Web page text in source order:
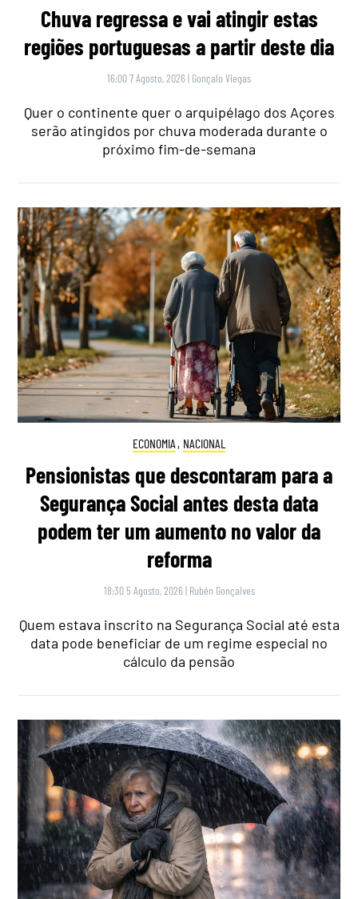
Chuva regressa e vai atingir estas
regiões portuguesas a partir deste dia
16:00 7 Agosto, 2026 | Gonçalo Viegas
Quer o continente quer o arquipélago dos Açores
serão atingidos por chuva moderada durante o
próximo fim-de-semana
ECONOMIA , NACIONAL
Pensionistas que descontaram para a
Segurança Social antes desta data
podem ter um aumento no valor da
reforma
18:30 5 Agosto, 2026 | Rubén Gonçalves
Quem estava inscrito na Segurança Social até esta
data pode beneficiar de um regime especial no
cálculo da pensão